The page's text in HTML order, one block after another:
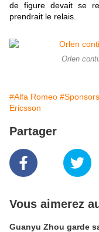
de figure devait se
prendrait le relais.
Orlen
#Alfa Romeo #Sponsors
Ericsson
Partager
Vous aimerez
Guanyu Zhou garde